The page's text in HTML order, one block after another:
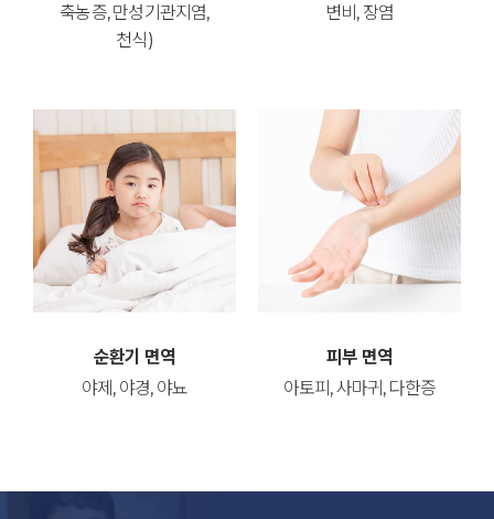
축농증, 만성기관지염,
천식)
변비, 장염
순환기 면역
야제, 야경, 야뇨
피부 면역
아토피, 사마귀, 다한증